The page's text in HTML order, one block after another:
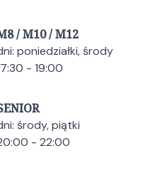
/ M10 / M12
poniedziałki, środy
- 19:00
środy, piątki
- 22:00